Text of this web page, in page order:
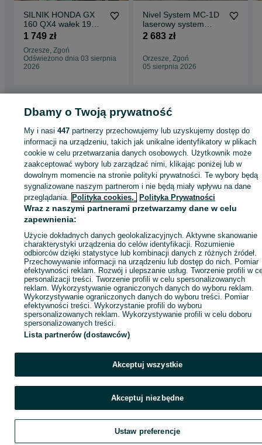
SILNIK HONDA GX
160 QX4 wałek 19
mm ,20 mm , Nowe,
1 749 zł
Orzesze, Zgoń
Odświeżono dnia 03 sierpnia
2026
Nivel System MC-1D
laserowy system
kontroli pracy Nowy
2 683 zł
Orzesze, Zgoń
05 sierpnia 2026
Strona główna Budowa i Remont
- Śląskie
Pozostałe - Orzesze Pozostałe - Zgoń
KATEGORIA
761018377 Wyświetlenia:
Zadzwoń / SMS
Dbamy o Twoją prywatność
My i nasi447 partnerzy przechowujemy lub uzyskujemy dostęp do
informacji na urządzeniu, takich jak unikalne identyfikatory w plikach
cookie w celu przetwarzania danych osobowych. Użytkownik może
zaakceptować wybory lub zarządzać nimi, klikając poniżej lub w
dowolnym momencie na stronie polityki prywatności. Te wybory będą
sygnalizowane naszym partnerom i nie będą miały wpływu na dane
przeglądania. Polityka cookies, Polityka Prywatności
Wraz z naszymi partnerami przetwarzamy dane w celu
zapewnienia:
Użycie dokładnych danych geolokalizacyjnych. Aktywne skanowanie
charakterystyki urządzenia do celów identyfikacji. Rozumienie
odbiorców dzięki statystyce lub kombinacji danych z różnych źródeł.
Przechowywanie informacji na urządzeniu lub dostęp do nich. Pomiar
efektywności reklam. Rozwój i ulepszanie usług. Tworzenie profili w
personalizacji treści. Tworzenie profili w celu spersonalizowanych
reklam. Wykorzystywanie ograniczonych danych do wyboru reklam.
Wykorzystywanie ograniczonych danych do wyboru treści. Pomiar
efektywności treści. Wykorzystanie profili do wyboru
spersonalizowanych reklam. Wykorzystywanie profili w celu doboru
spersonalizowanych treści.
Lista partnerów (dostawców)
Akceptuj wszystkie
Akceptuj niezbędne
Ustaw preferencje